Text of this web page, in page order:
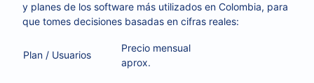
y planes de los software más utilizados en Colombia, para
que tomes decisiones basadas en cifras reales:
Plan / Usuarios
Precio mensual
aprox.